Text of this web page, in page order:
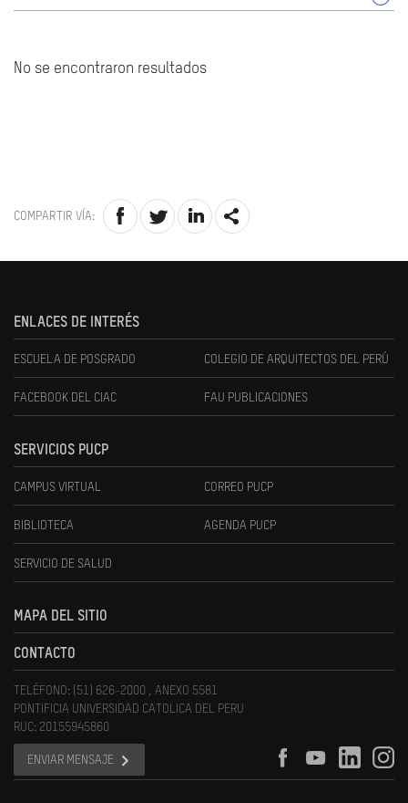
No se encontraron resultados
COMPARTIR VÍA:
ENLACES DE INTERÉS
ESCUELA DE POSGRADO COLEGIO DE ARQUITECTOS DEL PERÚ
FACEBOOK DEL CIAC FAU PUBLICACIONES
SERVICIOS PUCP
CAMPUS VIRTUAL CORREO PUCP
BIBLIOTECA AGENDA PUCP
SERVICIO DE SALUD
MAPA DEL SITIO
CONTACTO
TELÉFONO: (51) 626-2000 , ANEXO 5581
PONTIFICIA UNIVERSIDAD CATOLICA DEL PERU
RUC: 20155945860
ENVIAR MENSAJE